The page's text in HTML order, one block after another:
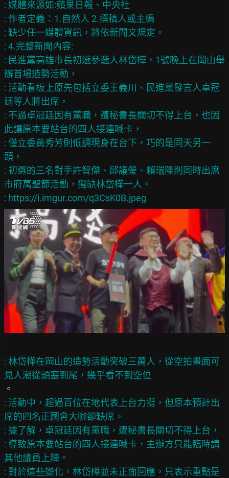
: 媒體來源如:蘋果日報、中央社
: 作者定義：1.自然人 2.撰稿人或主編
: 缺少任一媒體資訊，將依新聞文規定。
: 4.完整新聞內容:
: 民進黨高雄市長初選參選人林岱樺，1號晚上在岡山舉
辦首場造勢活動，
: 活動看板上原先包括立委王義川、民進黨發言人卓冠
廷等人將出席，
: 不過卓冠廷因有黨職，遭秘書長關切不得上台，也因
此讓原本要站台的四人接連喊卡，
: 僅立委黃秀芳則低調現身在台下，巧的是同天另一
頭，
: 初選的三名對手許智傑、邱議瑩、賴瑞隆則同時出席
市府萬聖節活動，獨缺林岱樺一人。
: https://i.imgur.com/q3CsK0B.jpeg
: 林岱樺在岡山的造勢活動突破三萬人，從空拍畫面可
: 活動中，超過百位在地代表上台力挺，但原本預計出
席的四名正國會大咖卻缺席。
: 據了解，卓冠廷因有黨職，遭秘書長關切不得上台，
: 導致原本要站台的四人接連喊卡，主辦方只能臨時請
其他議員上陣。
: 對於這些變化，林岱樺並未正面回應，只表示重點是